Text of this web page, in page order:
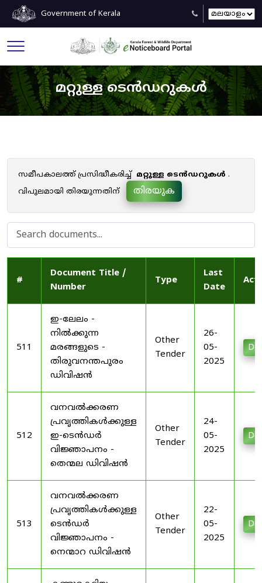
Government of Kerala
മറ്റുള്ള ടെൻഡറുകൾ
സമീപകാലത്ത് പ്രസിദ്ധീകരിച്ച് മറ്റുള്ള ടെൻഡറുകൾ .
വിപുലമായി തിരയുന്നതിന്
തിരയുക
#
Document Title /
Number
Type
Last
Date
511
ഇ-ലേലം -
നിൽക്കുന്ന
മരങ്ങളുടെ -
തിരുവനന്തപുരം
ഡിവിഷൻ
Other
Tender
26-
05-
2025
512
വനവൽക്കരണ
പ്രവൃത്തികൾക്കുള്ള
ഇ-ടെൻഡർ
വിജ്ഞാപനം -
തെന്മല ഡിവിഷൻ
Other
Tender
24-
05-
2025
513
വനവൽക്കരണ
പ്രവൃത്തികൾക്കുള്ള
ടെൻഡർ
വിജ്ഞാപനം -
നെന്മാറ ഡിവിഷൻ
Other
Tender
22-
05-
2025